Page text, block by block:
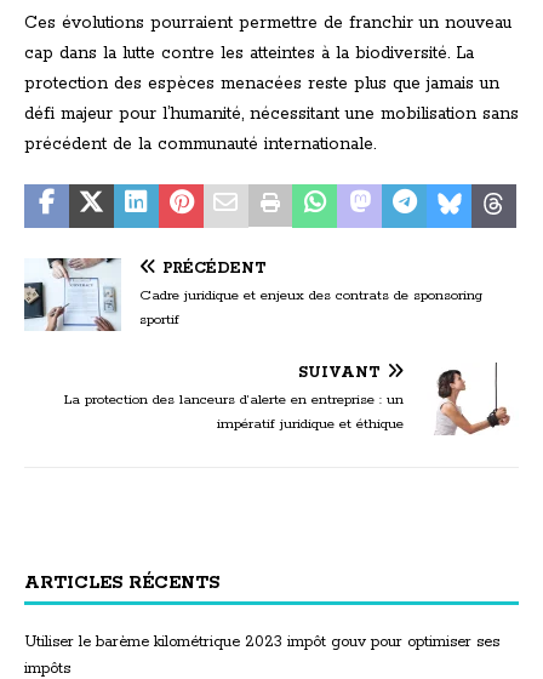
Ces évolutions pourraient permettre de franchir un nouveau
cap dans la lutte contre les atteintes à la biodiversité. La
protection des espèces menacées reste plus que jamais un
défi majeur pour l’humanité, nécessitant une mobilisation sans
précédent de la communauté internationale.
PRÉCÉDENT
Cadre juridique et enjeux des contrats de sponsoring
sportif
SUIVANT
La protection des lanceurs d’alerte en entreprise : un
impératif juridique et éthique
ARTICLES RÉCENTS
Utiliser le barème kilométrique 2023 impôt gouv pour optimiser ses
impôts